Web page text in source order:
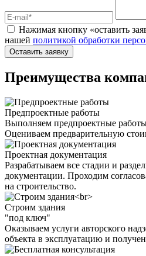
Нажимая кнопку «оставить
нашей политикой обработки
Оставить заявку
Преимущества
Предпроектные работы
Выполняем предпроектные
Оцениваем предварительную
Проектная документация
Разрабатываем все стадии и
документации. Проходим
на строительство.
Строим здания
"под ключ"
Оказываем услуги авторского
объекта в эксплуатацию и